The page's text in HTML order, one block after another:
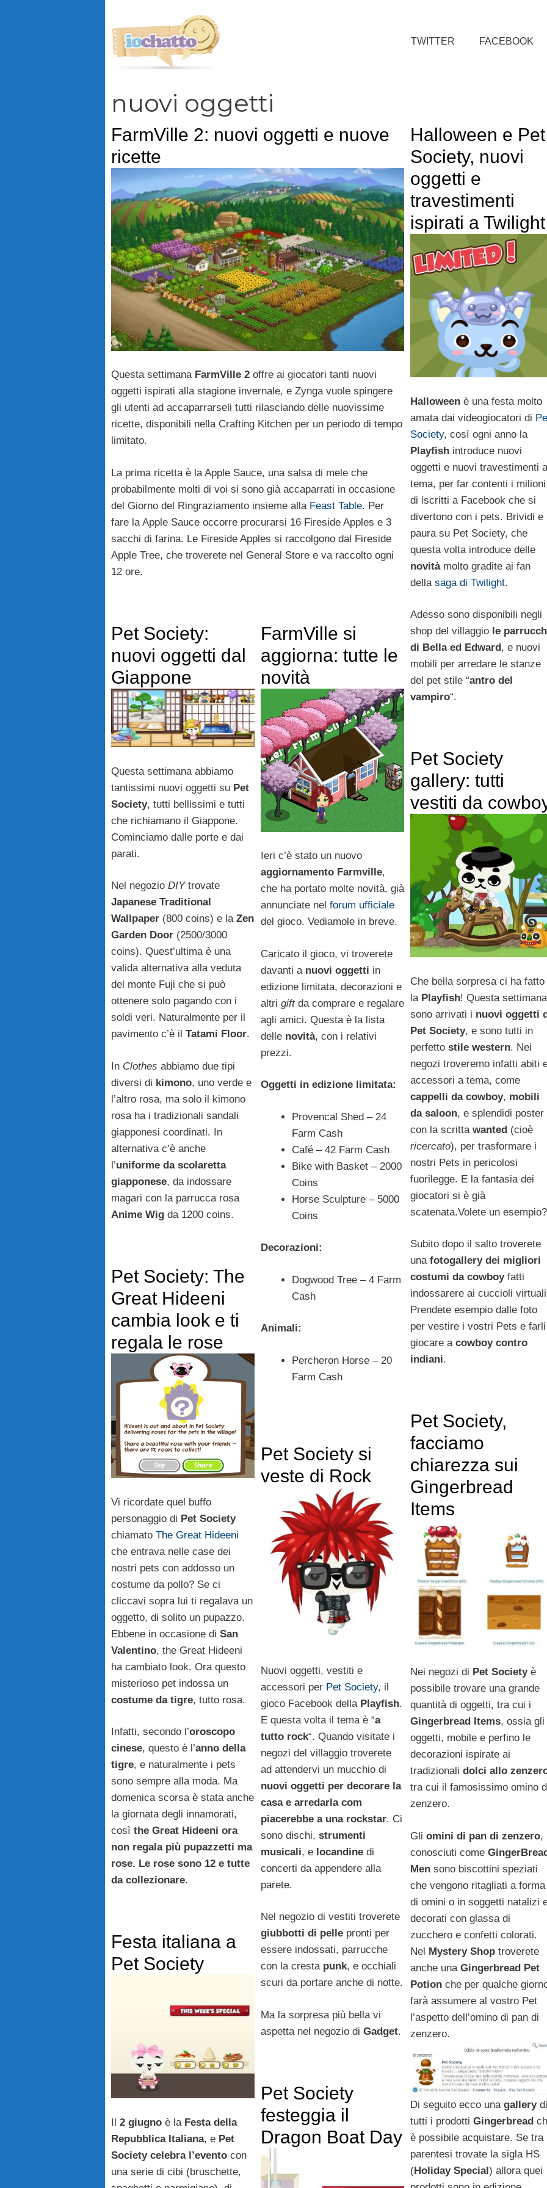
TWITTER FACEBOOK
nuovi oggetti
FarmVille 2: nuovi oggetti e nuove
ricette
Questa settimana FarmVille 2 offre ai giocatori tanti nuovi
oggetti ispirati alla stagione invernale, e Zynga vuole spingere
gli utenti ad accaparrarseli tutti rilasciando delle nuovissime
ricette, disponibili nella Crafting Kitchen per un periodo di tempo
limitato.
La prima ricetta è la Apple Sauce, una salsa di mele che
probabilmente molti di voi si sono già accaparrati in occasione
del Giorno del Ringraziamento insieme alla Feast Table. Per
fare la Apple Sauce occorre procurarsi 16 Fireside Apples e 3
sacchi di farina. Le Fireside Apples si raccolgono dal Fireside
Apple Tree, che troverete nel General Store e va raccolto ogni
12 ore.
Halloween e Pet
Society, nuovi
oggetti e
travestimenti
ispirati a Twilight
Halloweenè una festa molto
amata dai videogiocatori di
Society, così ogni anno la
Playfishintroduce nuovi
oggetti e nuovi travestimenti a
tema, per far contenti i milioni
di iscritti a Facebook che si
divertono con i pets. Brividi e
paura su Pet Society, che
questa volta introduce delle
novitàmolto gradite ai fan
della saga di Twilight.
Adesso sono disponibili negli
shop del villaggio le
di Bella ed Edward , e nuovi
mobili per arredare le stanze
del pet stile “antro del
vampiro“.
Pet Society:
nuovi oggetti dal
Giappone
Questa settimana abbiamo
tantissimi nuovi oggetti su Pet
Society, tutti bellissimi e tutti
che richiamano il Giappone.
Cominciamo dalle porte e dai
parati.
Nel negozio DIYtrovate
Japanese Traditional
Wallpaper (800 coins) e la Zen
Garden Door (2500/3000
coins). Quest’ultima è una
valida alternativa alla veduta
del monte Fuji che si può
ottenere solo pagando con i
soldi veri. Naturalmente per il
pavimento c’è il Tatami Floor.
In Clothes abbiamo due tipi
diversi di kimono, uno verde e
l’altro rosa, ma solo il kimono
rosa ha i tradizionali sandali
giapponesi coordinati. In
alternativa c’è anche
l’uniforme da scolaretta
giapponese, da indossare
magari con la parrucca rosa
Anime Wig da 1200 coins.
FarmVille si
aggiorna: tutte le
novità
Ieri c’è stato un nuovo
aggiornamento Farmville,
che ha portato molte novità, già
annunciate nel forum ufficiale
del gioco. Vediamole in breve.
Caricato il gioco, vi troverete
davanti a nuovi oggetti in
edizione limitata, decorazioni e
altri giftda comprare e regalare
agli amici. Questa è la lista
delle novità, con i relativi
prezzi.
Oggetti in edizione limitata:
Provencal Shed – 24
Farm Cash
Café – 42 Farm Cash
Bike with Basket – 2000
Coins
Horse Sculpture – 5000
Coins
Decorazioni:
Dogwood Tree – 4 Farm
Cash
Animali:
Percheron Horse – 20
Farm Cash
Pet Society
gallery: tutti
vestiti da
Che bella sorpresa ci ha fatto
la Playfish! Questa settimana
sono arrivati i nuovi oggetti
Pet Society, e sono tutti in
perfetto stile western. Nei
negozi troveremo infatti abiti
accessori a tema, come
cappelli da cowboy, mobili
da saloon, e splendidi poster
con la scritta wanted(cioè
ricercato), per trasformare i
nostri Pets in pericolosi
fuorilegge. E la fantasia dei
giocatori si è già
scatenata.Volete un esempio?
Subito dopo il salto troverete
una fotogallery dei migliori
costumi da cowboyfatti
indossarere ai cuccioli
Prendete esempio dalle foto
per vestire i vostri Pets e farli
giocare a cowboy contro
indiani.
Pet Society: The
Great Hideeni
cambia look e ti
regala le rose
Vi ricordate quel buffo
personaggio di Pet Society
chiamato The Great Hideeni
che entrava nelle case dei
nostri pets con addosso un
costume da pollo? Se ci
cliccavi sopra lui ti regalava un
oggetto, di solito un pupazzo.
Ebbene in occasione di San
Valentino, the Great Hideeni
ha cambiato look. Ora questo
misterioso pet indossa un
costume da tigre, tutto rosa.
Infatti, secondo l’oroscopo
cinese, questo è l’anno della
tigre, e naturalmente i pets
sono sempre alla moda. Ma
domenica scorsa è stata anche
la giornata degli innamorati,
così the Great Hideeni ora
non regala più pupazzetti ma
rose. Le rose sono 12 e tutte
da collezionare.
Pet Society,
facciamo
chiarezza sui
Gingerbread
Items
Nei negozi di Pet Societyè
possibile trovare una grande
quantità di oggetti, tra cui i
Gingerbread Items, ossia gli
oggetti, mobile e perfino le
decorazioni ispirate ai
tradizionali dolci allo
tra cui il famosissimo omino
zenzero.
Gli omini di pan di zenzero,
conosciuti come
Mensono biscottini speziati
che vengono ritagliati a forma
di omini o in soggetti natalizi
decorati con glassa di
zucchero e confetti colorati.
Nel Mystery Shoptroverete
anche una Gingerbread Pet
Potionche per qualche
farà assumere al vostro Pet
l’aspetto dell’omino di pan di
zenzero.
Di seguito ecco una gallerydi
tutti i prodotti Gingerbread
è possibile acquistare. Se tra
parentesi trovate la sigla HS
(Holiday Special) allora quei
Pet Society si
veste di Rock
Nuovi oggetti, vestiti e
accessori per Pet Society, il
gioco Facebook della Playfish.
E questa volta il tema è “a
tutto rock“. Quando visitate i
negozi del villaggio troverete
ad attendervi un mucchio di
nuovi oggetti per decorare la
casa e arredarla com
piacerebbe a una rockstar. Ci
sono dischi, strumenti
musicali, e locandinedi
concerti da appendere alla
parete.
Nel negozio di vestiti troverete
giubbotti di pelle pronti per
essere indossati, parrucche
con la cresta punk, e occhiali
scuri da portare anche di notte.
Ma la sorpresa più bella vi
aspetta nel negozio di Gadget.
Festa italiana a
Pet Society
Il 2 giugno è la Festa della
Repubblica Italiana, e Pet
Society celebra l’evento con
una serie di cibi (bruschette,
Pet Society
festeggia il
Dragon Boat Day